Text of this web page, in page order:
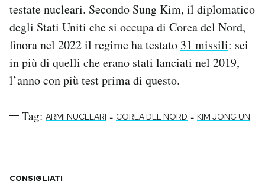
testate nucleari. Secondo Sung Kim, il diplomatico
degli Stati Uniti che si occupa di Corea del Nord,
finora nel 2022 il regime ha testato 31 missili: sei
in più di quelli che erano stati lanciati nel 2019,
l’anno con più test prima di questo.
Tag: ARMI NUCLEARI - COREA DEL NORD - KIM JONG UN
CONSIGLIATI